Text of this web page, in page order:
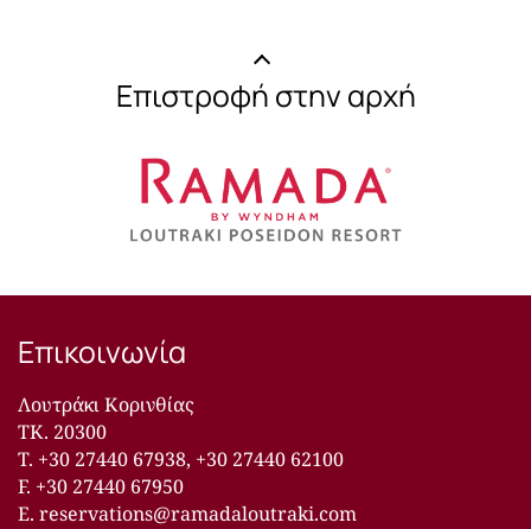
Επιστροφή στην αρχή
Επικοινωνία
Λουτράκι Κορινθίας
ΤΚ. 20300
T. +30 27440 67938, +30 27440 62100
F. +30 27440 67950
E. reservations@ramadaloutraki.com